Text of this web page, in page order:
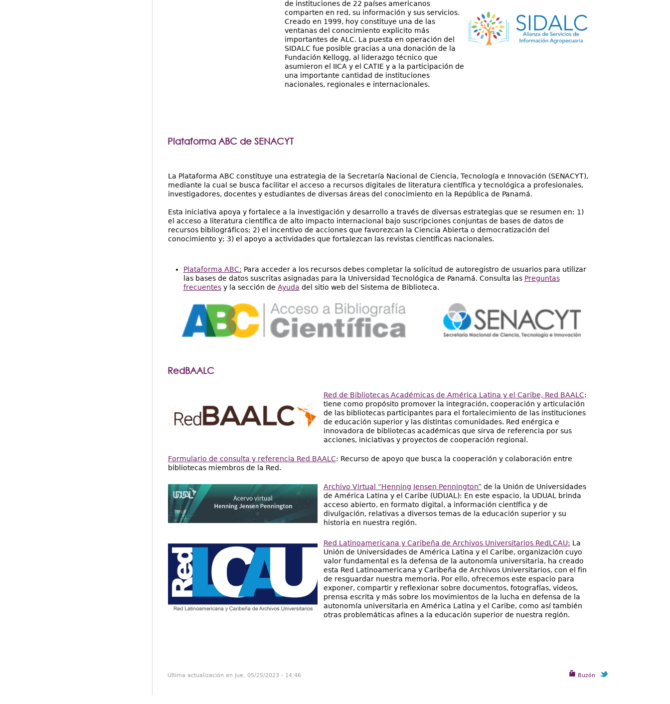
de instituciones de 22 países americanos
comparten en red, su información y sus servicios.
Creado en 1999, hoy constituye una de las
ventanas del conocimiento explicito más
importantes de ALC. La puesta en operación del
SIDALC fue posible gracias a una donación de la
Fundación Kellogg, al liderazgo técnico que
asumieron el IICA y el CATIE y a la participación de
una importante cantidad de instituciones
nacionales, regionales e internacionales.
Plataforma ABC de SENACYT
La Plataforma ABC constituye una estrategia de la Secretaría Nacional de Ciencia, Tecnología e Innovación (SENACYT),
mediante la cual se busca facilitar el acceso a recursos digitales de literatura científica y tecnológica a profesionales,
investigadores, docentes y estudiantes de diversas áreas del conocimiento en la República de Panamá.
Esta iniciativa apoya y fortalece a la investigación y desarrollo a través de diversas estrategias que se resumen en: 1)
el acceso a literatura científica de alto impacto internacional bajo suscripciones conjuntas de bases de datos de
recursos bibliográficos; 2) el incentivo de acciones que favorezcan la Ciencia Abierta o democratización del
conocimiento y; 3) el apoyo a actividades que fortalezcan las revistas científicas nacionales.
Plataforma ABC: Para acceder a los recursos debes completar la solicitud de autoregistro de usuarios para utilizar
las bases de datos suscritas asignadas para la Universidad Tecnológica de Panamá. Consulta las Preguntas
frecuentesy la sección de Ayuda del sitio web del Sistema de Biblioteca.
RedBAALC
Red de Bibliotecas Académicas de América Latina y el Caribe, Red BAALC:
tiene como propósito promover la integración, cooperación y articulación
de las bibliotecas participantes para el fortalecimiento de las instituciones
de educación superior y las distintas comunidades. Red enérgica e
innovadora de bibliotecas académicas que sirva de referencia por sus
acciones, iniciativas y proyectos de cooperación regional.
Formulario de consulta y referencia Red BAALC: Recurso de apoyo que busca la cooperación y colaboración entre
bibliotecas miembros de la Red.
Archivo Virtual “Henning Jensen Pennington” de la Unión de Universidades
de América Latina y el Caribe (UDUAL): En este espacio, la UDUAL brinda
acceso abierto, en formato digital, a información científica y de
divulgación, relativas a diversos temas de la educación superior y su
historia en nuestra región.
Red Latinoamericana y Caribeña de Archivos Universitarios RedLCAU: La
Unión de Universidades de América Latina y el Caribe, organización cuyo
valor fundamental es la defensa de la autonomía universitaria, ha creado
esta Red Latinoamericana y Caribeña de Archivos Universitarios, con el fin
de resguardar nuestra memoria. Por ello, ofrecemos este espacio para
exponer, compartir y reflexionar sobre documentos, fotografías, videos,
prensa escrita y más sobre los movimientos de la lucha en defensa de la
autonomía universitaria en América Latina y el Caribe, como así también
otras problemáticas afines a la educación superior de nuestra región.
Buzón
Última actualización en Jue, 05/25/2023 - 14:46